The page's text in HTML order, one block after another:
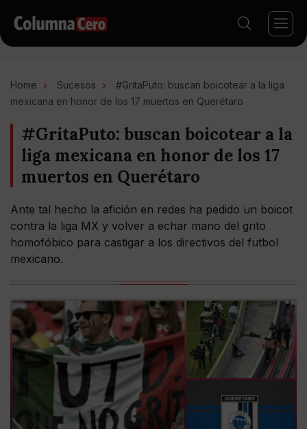
Home Sucesos
#GritaPuto: buscan boicotear a la liga
mexicana en honor de los 17 muertos en Querétaro
#GritaPuto: buscan boicotear a la
liga mexicana en honor de los 17
muertos en Querétaro
Ante tal hecho la afición en redes ha pedido un boicot
contra la liga MX y volver a echar mano del grito
homofóbico para castigar a los directivos del futbol
mexicano.